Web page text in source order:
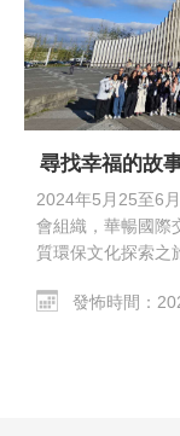
尋找幸福的故
文
2024年5月25至6
會組織，華暢國際
質環保文化探索之
哈根市區、
發怖時間：